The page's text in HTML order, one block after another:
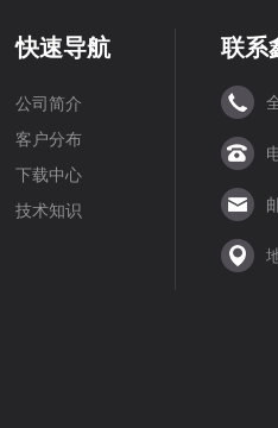
快速导航
公司简介
客户分布
下载中心
技术知识
联系